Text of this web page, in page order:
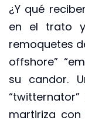
¿Y qué
en el trato
remoquetes
offshore”
su candor.
martiriza